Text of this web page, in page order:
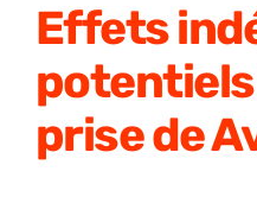
Effets
potentiels
prise de